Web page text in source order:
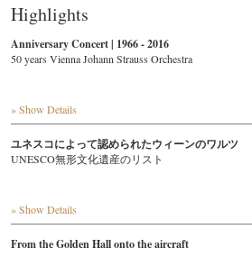
Highlights
Anniversary Concert | 1966 - 2016
50 years Vienna Johann Strauss Orchestra
» Show Details
ユネスコによって認められたウィーンのワルツ
UNESCO無形文化遺産のリスト
» Show Details
From the Golden Hall onto the aircraft